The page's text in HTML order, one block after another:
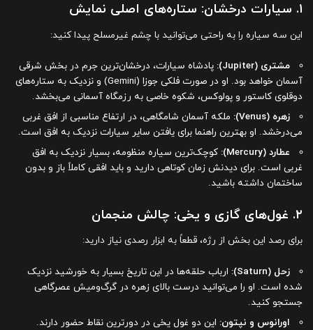
۱. سیارات درخشان: ستاره‌های اصلی نمایش
این سه سیاره را به راحتی می‌توانید با چشم غیرمسلح پیدا کنید:
مشتری (Jupiter):
پادشاه سیارات، درخشان‌ترین جرم در بخش شرقی
آسمان خواهد بود. او در صورت فلکی جوزا (Gemini) و نزدیک به ستاره‌های
دوقلوی کاستور و پولوکس، شکوه خاصی به رزمگاه آسمانی می‌بخشد.
زهره (Venus):
ملکه آسمان شامگاهی، در ارتفاع مناسبی از افق غربی
می‌درخشد. او بهترین راهنما برای یافتن سایر سیارات نزدیک به افق است.
عطارد (Mercury):
کوچک‌ترین سیاره منظومه، بسیار نزدیک به افق
غربی است. برای دیدنش زمان کوتاهی دارید و باید افقی کاملاً باز و بدون
ساختمان داشته باشید.
۲. غول‌های گازی و یخی: چالش منجمان
برای رصد این بخش از رژه، قطعاً به ابزار رصدی نیاز دارید:
زحل (Saturn):
ارباب حلقه‌ها در این تاریخ بسیار به خورشید نزدیک
شده است. او را می‌توانید درست بالای زهره در گرگ‌ومیش عصرگاهی
جستجو کنید.
اورانوس و نپتون: این دو غول یخی در دورترین نقاط حضور دارند.